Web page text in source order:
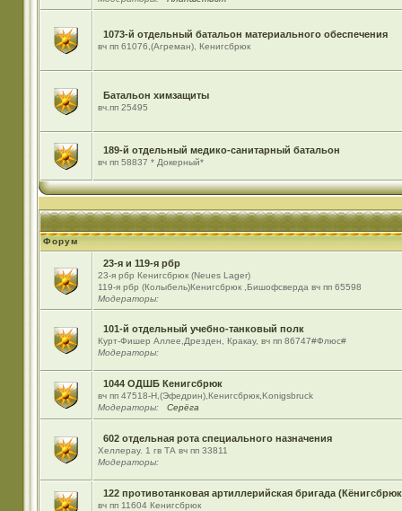
1073-й отдельный батальон материального обеспечения
вч пп 61076,(Агреман), Кенигсбрюк
Батальон химзащиты
вч.пп 25495
189-й отдельный медико-санитарный батальон
вч пп 58837 * Докерный*
Форум
23-я и 119-я рбр
23-я рбр Кенигсбрюк (Neues Lager)
119-я рбр (Колыбель)Кенигсбрюк ,Бишофсверда вч пп 65598
Модераторы:
101-й отдельный учебно-танковый полк
Курт-Фишер Аллее,Дрезден, Кракау, вч пп 86747#Флюс#
Модераторы:
1044 ОДШБ Кенигсбрюк
вч пп 47518-Н,(Эфедрин),Кенигсбрюк,Konigsbruck
Модераторы:
Серёга
602 отдельная рота специального назначения
Хеллерау. 1 гв ТА вч пп 33811
Модераторы:
122 противотанковая артиллерийская бригада
вч пп 11604 Кенигсбрюк